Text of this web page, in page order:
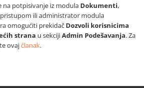
na potpisivanje iz modula Dokumenti,
ili administrator modula
omogućiti prekidač Dozvoli korisnicima
strana u sekcijiAdmin Podešavanja. Za
ovajčlanak.